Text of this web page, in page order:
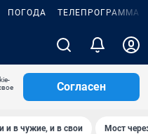
ПОГОДА ТЕЛЕПРОГРАММА
Согласен
и в чужие, и в свои Мост